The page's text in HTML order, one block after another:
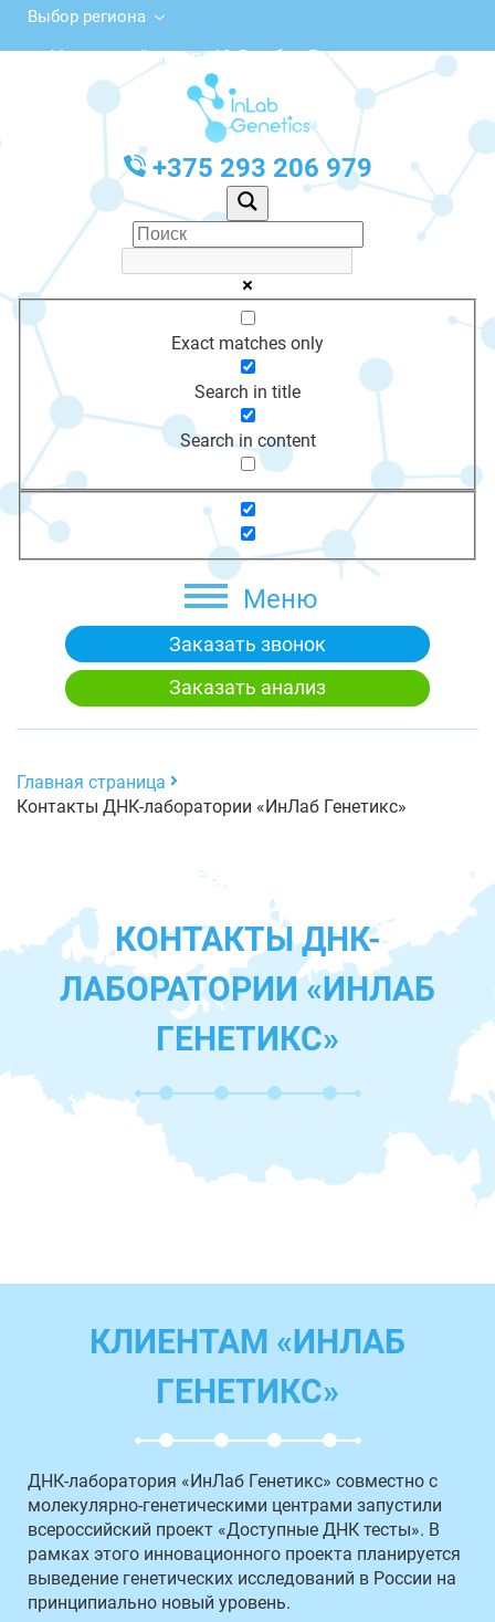
Выбор региона
Московский просп., 10, Витебск, Беларусь
с 10:00 до 20:00
График работы: Пн-Пт с 10:00 до 20:00
+375 293 206 979
Exact matches only
Search in title
Search in content
Меню
Заказать звонок
Заказать анализ
Главная страница
Контакты ДНК-лаборатории «ИнЛаб Генетикс»
КОНТАКТЫ ДНК-
ЛАБОРАТОРИИ «ИНЛАБ
ГЕНЕТИКС»
КЛИЕНТАМ «ИНЛАБ
ГЕНЕТИКС»
ДНК-лаборатория «ИнЛаб Генетикс» совместно с
молекулярно-генетическими центрами запустили
всероссийский проект «Доступные ДНК тесты». В
рамках этого инновационного проекта планируется
выведение генетических исследований в России на
принципиально новый уровень.